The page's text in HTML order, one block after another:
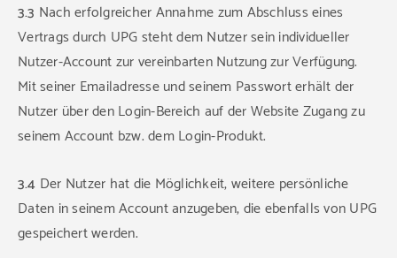
3.3 Nach erfolgreicher Annahme zum Abschluss eines
Vertrags durch UPG steht dem Nutzer sein individueller
Nutzer-Account zur vereinbarten Nutzung zur Verfügung.
Mit seiner Emailadresse und seinem Passwort erhält der
Nutzer über den Login-Bereich auf der Website Zugang zu
seinem Account bzw. dem Login-Produkt.
3.4 Der Nutzer hat die Möglichkeit, weitere persönliche
Daten in seinem Account anzugeben, die ebenfalls von UPG
gespeichert werden.